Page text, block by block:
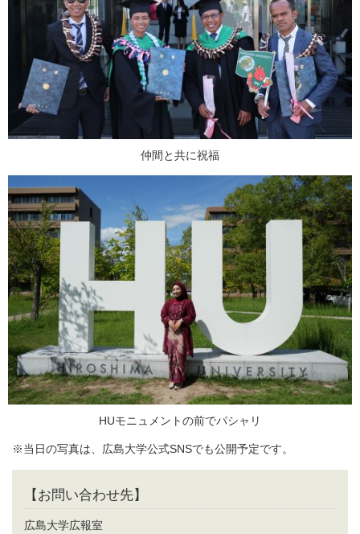
仲間と共に祝福
HUモニュメントの前でパシャリ
※当日の写真は、広島大学公式SNSでも公開予定です。
【お問い合わせ先】
広島大学広報室